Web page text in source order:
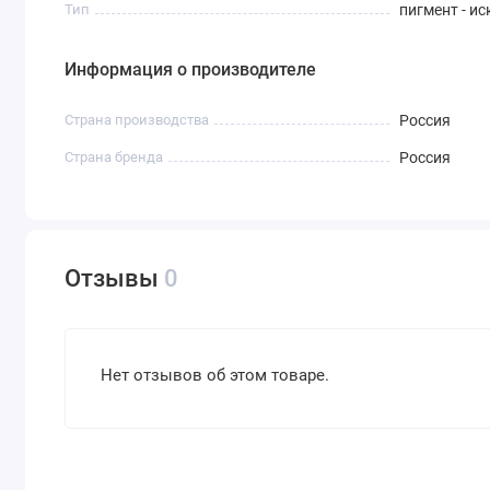
Тип пигмент -
Информация о производителе
Страна производства Россия
Страна бренда Россия
Отзывы 0
Нет отзывов об этом товаре.